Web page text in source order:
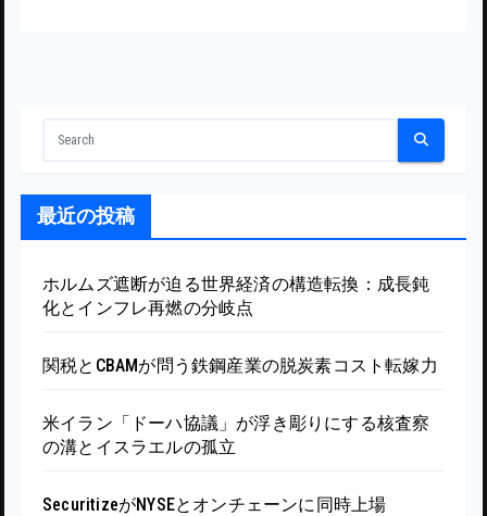
最近の投稿
ホルムズ遮断が迫る世界経済の構造転換：成長鈍
化とインフレ再燃の分岐点
関税とCBAMが問う鉄鋼産業の脱炭素コスト転嫁力
米イラン「ドーハ協議」が浮き彫りにする核査察
の溝とイスラエルの孤立
SecuritizeがNYSEとオンチェーンに同時上場